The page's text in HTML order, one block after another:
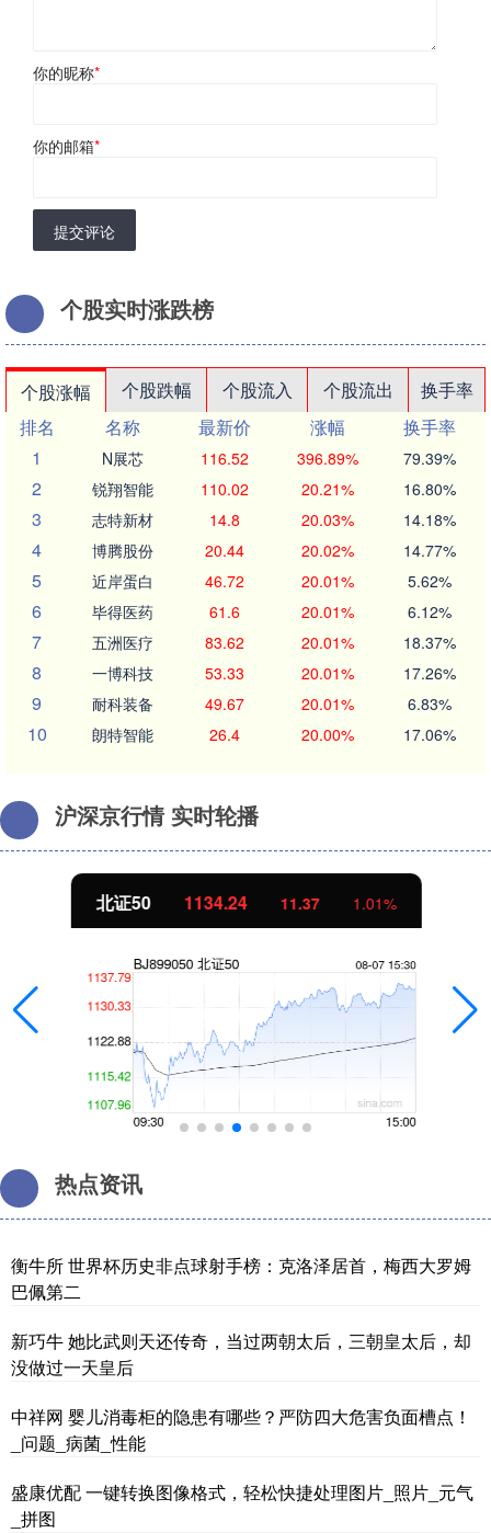
你的昵称*
你的邮箱*
提交评论
个股实时涨跌榜
个股涨幅 个股跌幅 个股流入 个股流出
换手率
排名
名称 最新价 涨幅
换手率
1
N展芯 116.52 396.89% 79.39%
2 锐翔智能 110.02 20.21% 16.80%
3 志特新材 14.8 20.03% 14.18%
4 博腾股份 20.44 20.02% 14.77%
5 近岸蛋白 46.72 20.01% 5.62%
6 毕得医药 61.6 20.01% 6.12%
7 五洲医疗 83.62 20.01% 18.37%
8 一博科技 53.33 20.01% 17.26%
9 耐科装备 49.67 20.01% 6.83%
10 朗特智能 26.4 20.00% 17.06%
沪深京行情 实时轮播
北证50 1134.24 11.37 1.01%
热点资讯
衡牛所 世界杯历史非点球射手榜：克洛泽居首，梅西大罗姆
巴佩第二
新巧牛 她比武则天还传奇，当过两朝太后，三朝皇太后，却
没做过一天皇后
中祥网 婴儿消毒柜的隐患有哪些？严防四大危害负面槽点！
_问题_病菌_性能
盛康优配 一键转换图像格式，轻松快捷处理图片_照片_元气
_拼图